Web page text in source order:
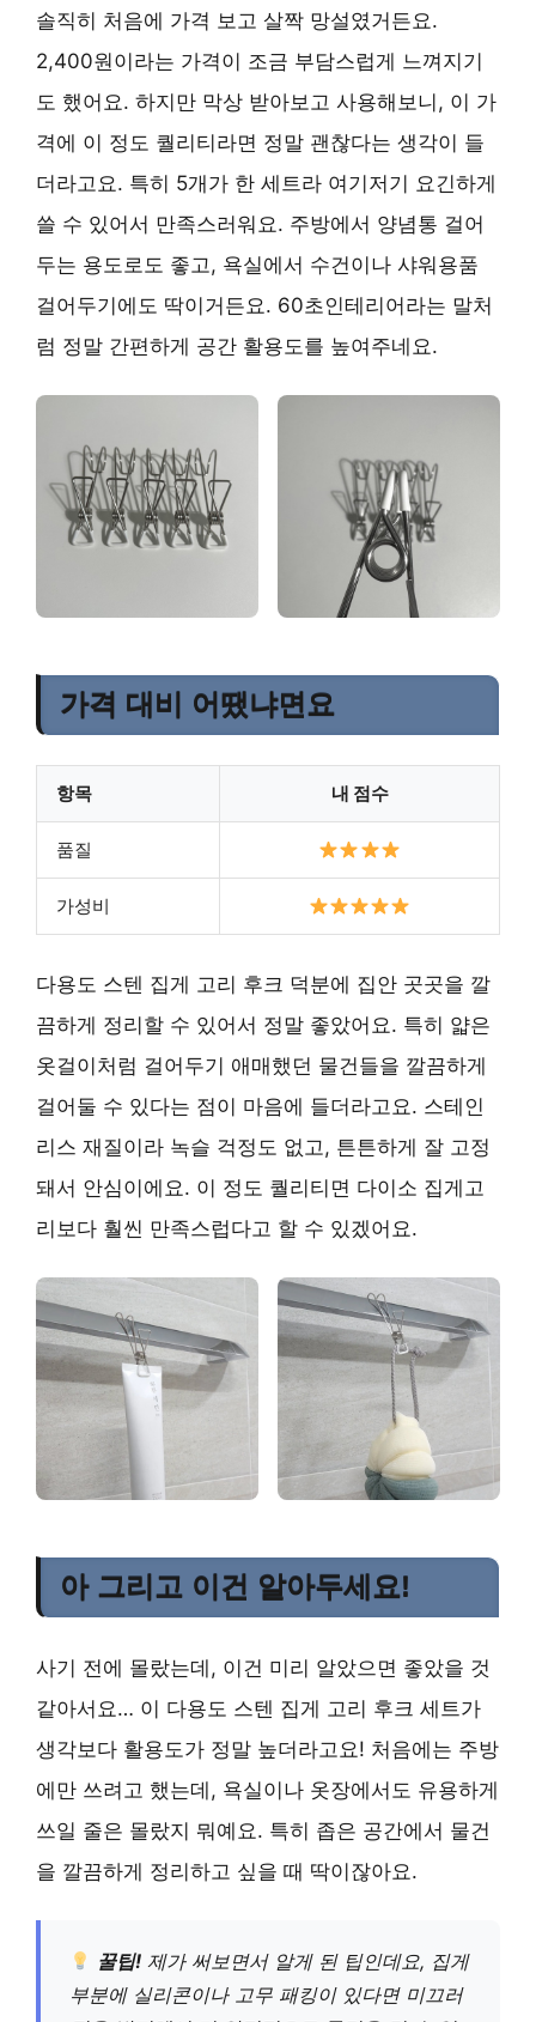
솔직히 처음에 가격 보고 살짝 망설였거든요.
2,400원이라는 가격이 조금 부담스럽게 느껴지기
도 했어요. 하지만 막상 받아보고 사용해보니, 이 가
격에 이 정도 퀄리티라면 정말 괜찮다는 생각이 들
더라고요. 특히 5개가 한 세트라 여기저기 요긴하게
쓸 수 있어서 만족스러워요. 주방에서 양념통 걸어
두는 용도로도 좋고, 욕실에서 수건이나 샤워용품
걸어두기에도 딱이거든요. 60초인테리어라는 말처
럼 정말 간편하게 공간 활용도를 높여주네요.
가격 대비 어땠냐면요
항목 내 점수
품질
가성비
다용도 스텐 집게 고리 후크 덕분에 집안 곳곳을 깔
끔하게 정리할 수 있어서 정말 좋았어요. 특히 얇은
옷걸이처럼 걸어두기 애매했던 물건들을 깔끔하게
걸어둘 수 있다는 점이 마음에 들더라고요. 스테인
리스 재질이라 녹슬 걱정도 없고, 튼튼하게 잘 고정
돼서 안심이에요. 이 정도 퀄리티면 다이소 집게고
리보다 훨씬 만족스럽다고 할 수 있겠어요.
아 그리고 이건 알아두세요!
사기 전에 몰랐는데, 이건 미리 알았으면 좋았을 것
같아서요… 이 다용도 스텐 집게 고리 후크 세트가
생각보다 활용도가 정말 높더라고요! 처음에는 주방
에만 쓰려고 했는데, 욕실이나 옷장에서도 유용하게
쓰일 줄은 몰랐지 뭐예요. 특히 좁은 공간에서 물건
을 깔끔하게 정리하고 싶을 때 딱이잖아요.
꿀팁! 제가 써보면서 알게 된 팁인데요, 집게
부분에 실리콘이나 고무 패킹이 있다면 미끄러